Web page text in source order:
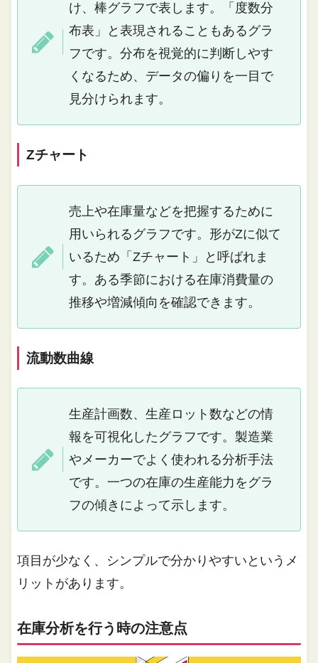
け、棒グラフで表します。「度数分
布表」と表現されることもあるグラ
フです。分布を視覚的に判断しやす
くなるため、データの偏りを一目で
見分けられます。
Zチャート
売上や在庫量などを把握するために
用いられるグラフです。形がZに似て
いるため「Zチャート」と呼ばれま
す。ある季節における在庫消費量の
推移や増減傾向を確認できます。
流動数曲線
生産計画数、生産ロット数などの情
報を可視化したグラフです。製造業
やメーカーでよく使われる分析手法
です。一つの在庫の生産能力をグラ
フの傾きによって示します。
項目が少なく、シンプルで分かりやすいというメ
リットがあります。
在庫分析を行う時の注意点